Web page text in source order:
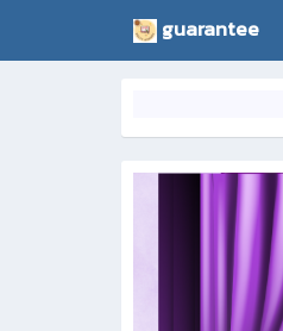
guarantee